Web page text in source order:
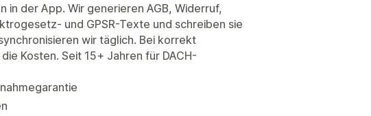
der App. Wir generieren AGB, Widerruf,
und GPSR-Texte und schreiben sie
wir täglich. Bei korrekt
Kosten. Seit 15+ Jahren für DACH-